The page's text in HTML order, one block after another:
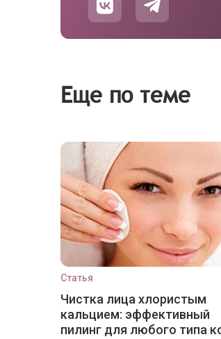
Еще по теме
Статья
Чистка лица хлористым
кальцием: эффективный
пилинг для любого типа